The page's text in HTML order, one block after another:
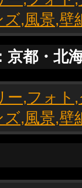
京都・北